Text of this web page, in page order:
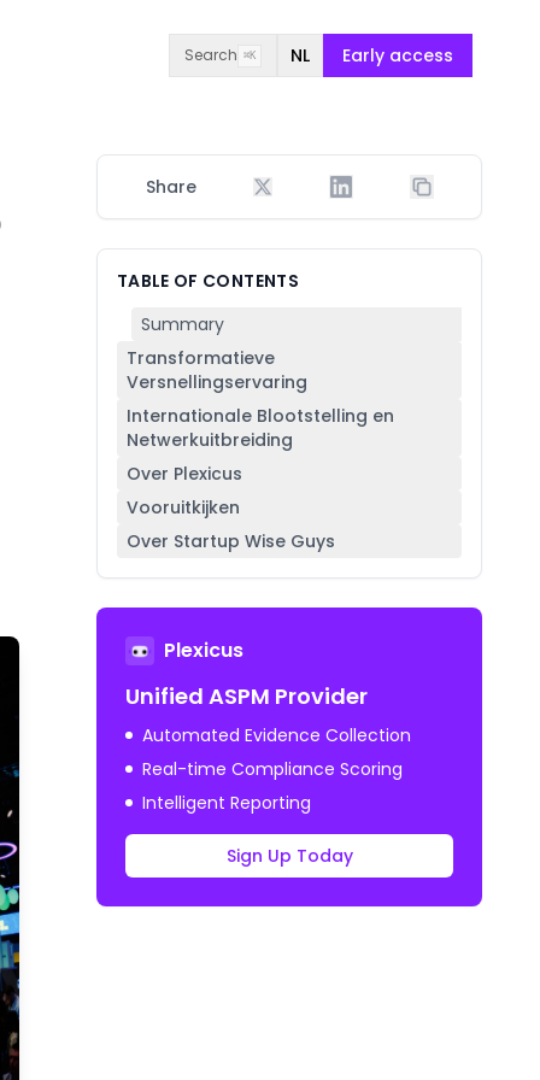
Search ⌘K NL Early access
Share
TABLE OF CONTENTS
Summary
Transformatieve
Versnellingservaring
Internationale Blootstelling en
Netwerkuitbreiding
Over Plexicus
Vooruitkijken
Over Startup Wise Guys
Plexicus
Unified ASPM Provider
Automated Evidence Collection
Real-time Compliance Scoring
Intelligent Reporting
Sign Up Today